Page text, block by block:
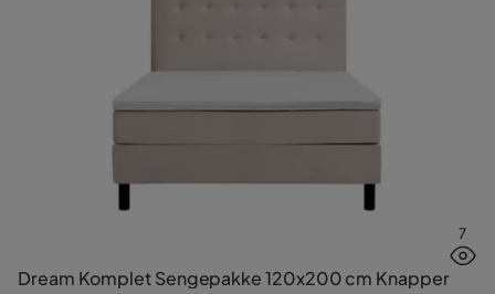
7
Dream Komplet Sengepakke 120x200 cm Knapper